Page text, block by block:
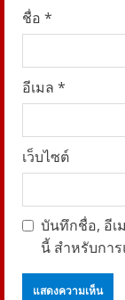
ชื่อ *
อีเมล *
เว็บไซต์
บันทึกชื่อ, อีเ
นี้ สำหรับกา